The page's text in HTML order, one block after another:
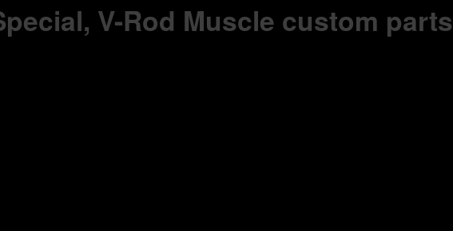
V-Rod Muscle custom parts